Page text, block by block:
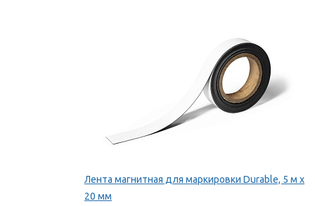
Лента магнитная для маркировки Durable, 5 м х
20 мм